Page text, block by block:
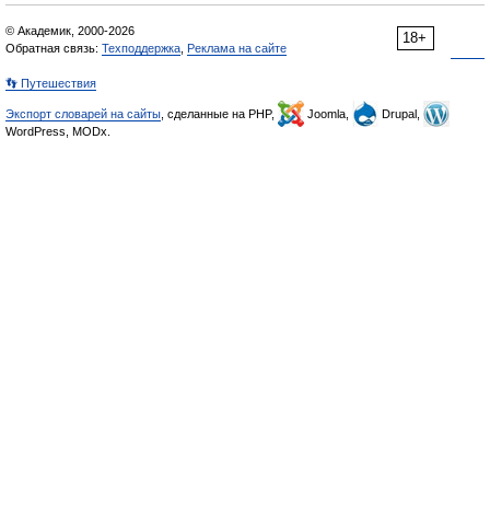
18+
© Академик, 2000-2026
Обратная связь: Техподдержка Реклама на сайте
👣 Путешествия
Экспорт словарей на сайты , сделанные на PHP, Joomla,
Drupal,
WordPress, MODx.